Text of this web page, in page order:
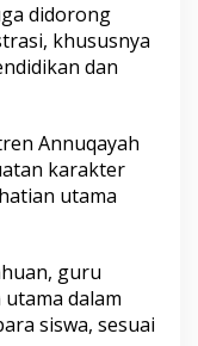
didorong
khususnya
dan
Annuqayah
karakter
utama
guru
dalam
siswa, sesuai